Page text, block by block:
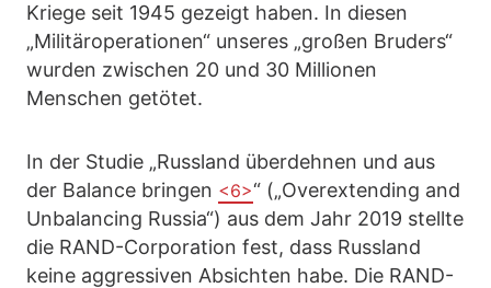
Kriege seit 1945 gezeigt haben. In diesen
„Militäroperationen“ unseres „großen Bruders“
wurden zwischen 20 und 30 Millionen
Menschen getötet.
In der Studie „Russland überdehnen und aus
der Balance bringen <6>“ („Overextending and
Unbalancing Russia“) aus dem Jahr 2019 stellte
die RAND-Corporation fest, dass Russland
keine aggressiven Absichten habe. Die RAND-